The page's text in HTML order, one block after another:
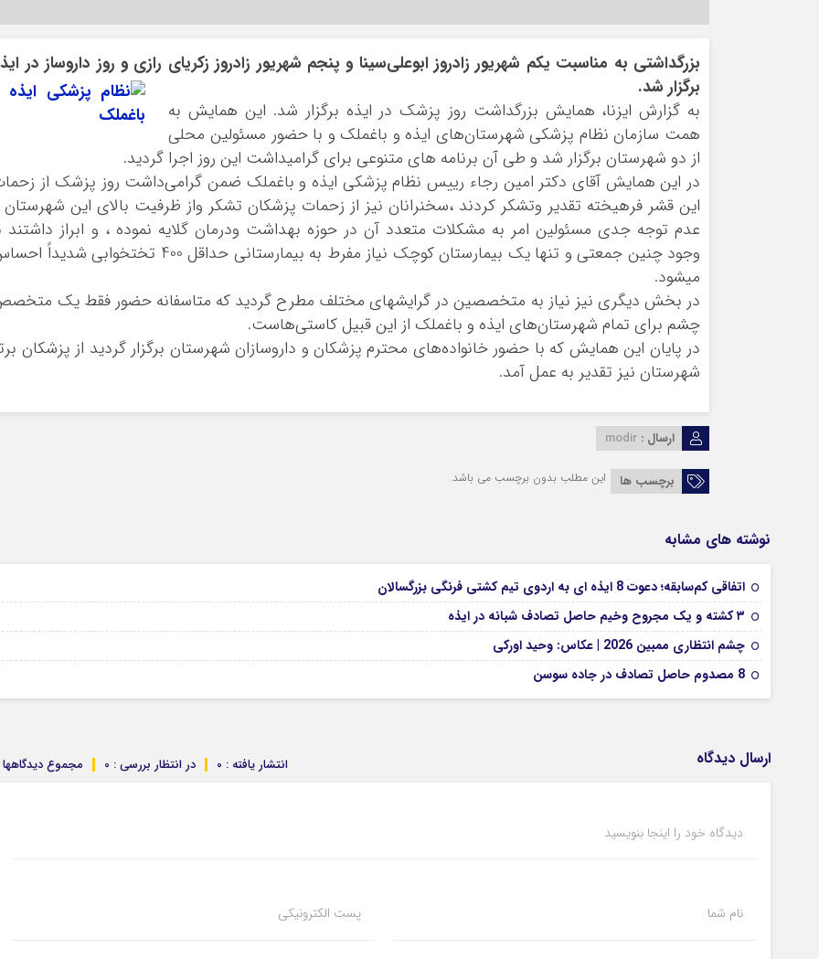
بزرگداشتی به مناسبت یکم شهریور زادروز ابوعلی‌سینا و پنجم شهریور زادروز زکریای رازی و روز داروساز در
برگزار شد.
به گزارش ایزنا، همایش بزرگداشت روز پزشک در ایذه برگزار شد. این همایش به
همت سازمان نظام پزشکی شهرستان‌های ایذه و باغملک و با حضور مسئولین محلی
از دو شهرستان برگزار شد و طی آن برنامه های متنوعی برای گرامیداشت این روز اجرا گردید.
در اين همايش آقای دكتر امين رجاء رييس نظام پزشكي ايذه و باغملک ضمن گرامي‌داشت روز پزشك از
اين قشر فرهيخته تقدير وتشكر كردند ،سخنرانان نيز از زحمات پزشكان تشكر واز ظرفيت بالاي اين
عدم توجه جدی مسئولین امر به مشكلات متعدد آن در حوزه بهداشت ودرمان گلايه نموده ، و ابراز داشتند
وجود چنین جمعتی و تنها یک بیمارستان کوچک نیاز مفرط به بیمارستانی حداقل 400 تختخوابی
میشود.
در بخش دیگری نیز نیاز به متخصصین در گرایشهای مختلف مطرح گردید که متاسفانه حضور فقط یک
چشم برای تمام شهرستان‌های ایذه و باغملک از این قبیل کاستی‌هاست.
در پایان این همایش که با حضور خانواده‌های محترم پزشکان و داروسازان شهرستان برگزار گردید از پزشکان
شهرستان نیز تقدیر به عمل آمد.
ارسال : modir
برچسب ها این مطلب بدون برچسب می باشد.
نوشته های مشابه
اتفاقی کم‌سابقه؛ دعوت 8 ایذه ای به اردوی تیم کشتی فرنگی بزرگسالان
۳ کشته و یک مجروح وخیم حاصل تصادف شبانه در ایذه
چشم انتظاری ممبین 2026 | عکاس: وحید اورکی
8 مصدوم حاصل تصادف در جاده سوسن
ارسال دیدگاه مجموع دیدگاهها در انتظار بررسی : 0 انتشار یافته : 0
دیدگاه خود را اینجا بنویسید
نام شما پست الکترونیکی